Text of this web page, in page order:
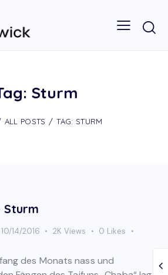
Sturm
ALL POSTS TAG: STURM
Sturm
10/14/2016 2K Views 0 Likes
des Monats nass und